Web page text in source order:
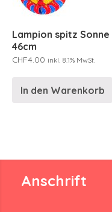
Lampion spitz Sonne
46cm
CHF4.00 inkl. 8.1% MwSt.
In den Warenkorb
Anschrift